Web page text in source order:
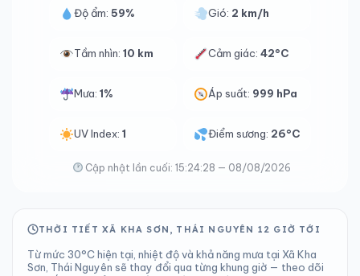
Độ ẩm: 59% Gió: 2 km/h
Tầm nhìn: 10 km Cảm giác:42°C
Mưa: 1% Áp suất: 999 hPa
UV Index: 1 Điểm sương: 26°C
Cập nhật lần cuối: 15:24:28 — 08/08/2026
THỜI TIẾT XÃ KHA SƠN, THÁI NGUYÊN 12 GIỜ TỚI
Từ mức 30°C hiện tại, nhiệt độ và khả năng mưa tại Xã Kha
Sơn, Thái Nguyên sẽ thay đổi qua từng khung giờ — theo dõi